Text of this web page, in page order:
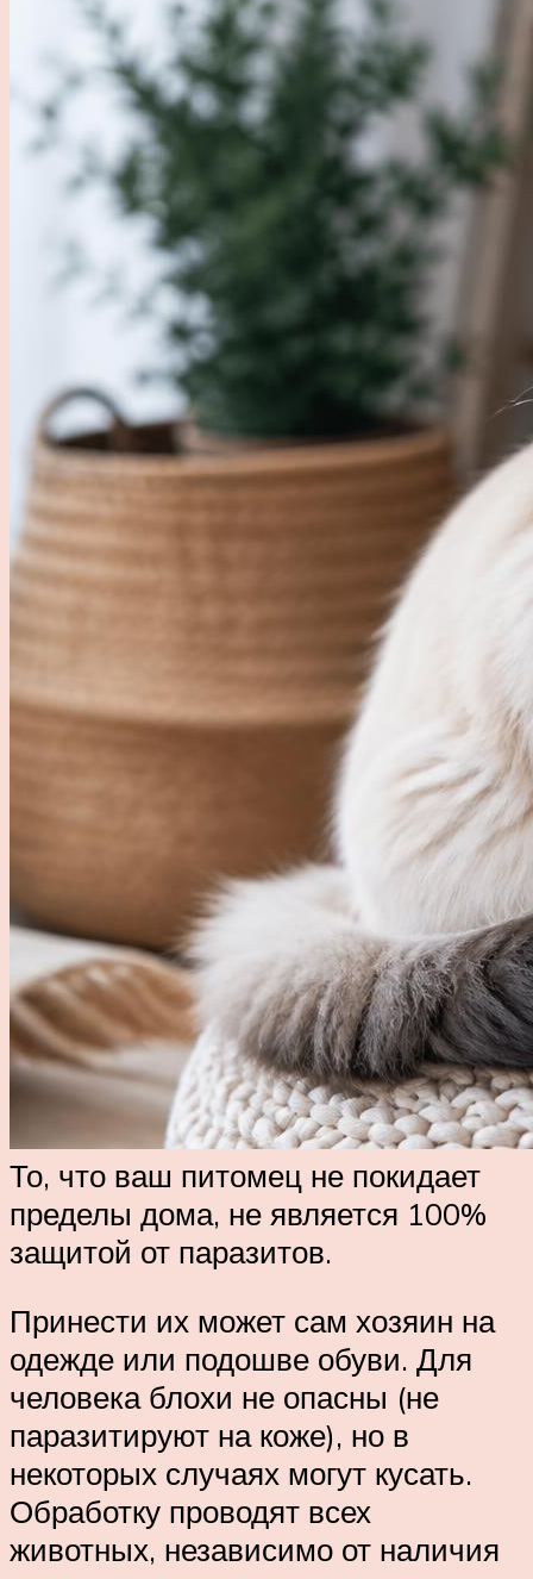
То, что ваш питомец не покидает
пределы дома, не является 100%
защитой от паразитов.
Принести их может сам хозяин на
одежде или подошве обуви. Для
человека блохи не опасны (не
паразитируют на коже), но в
некоторых случаях могут кусать.
Обработку проводят всех
животных, независимо от наличия